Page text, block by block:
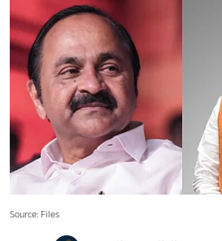
Source: Files